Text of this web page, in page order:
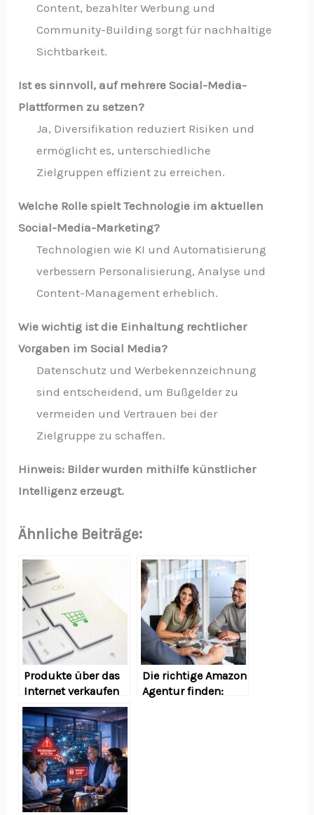
Content, bezahlter Werbung und
Community-Building sorgt für nachhaltige
Sichtbarkeit.
Ist es sinnvoll, auf mehrere Social-Media-
Plattformen zu setzen?
Ja, Diversifikation reduziert Risiken und
ermöglicht es, unterschiedliche
Zielgruppen effizient zu erreichen.
Welche Rolle spielt Technologie im aktuellen
Social-Media-Marketing?
Technologien wie KI und Automatisierung
verbessern Personalisierung, Analyse und
Content-Management erheblich.
Wie wichtig ist die Einhaltung rechtlicher
Vorgaben im Social Media?
Datenschutz und Werbekennzeichnung
sind entscheidend, um Bußgelder zu
vermeiden und Vertrauen bei der
Zielgruppe zu schaffen.
Hinweis: Bilder wurden mithilfe künstlicher
Intelligenz erzeugt.
Ähnliche Beiträge:
Produkte über das
Internet verkaufen
Die richtige Amazon
Agentur finden: